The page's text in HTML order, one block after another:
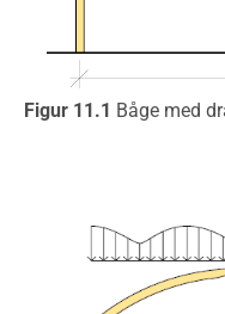
Figur 11.1 Båge med